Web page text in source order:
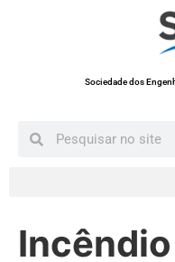
Sociedade dos
Incêndio